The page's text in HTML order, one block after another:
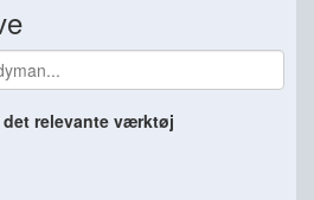
relevante værktøj